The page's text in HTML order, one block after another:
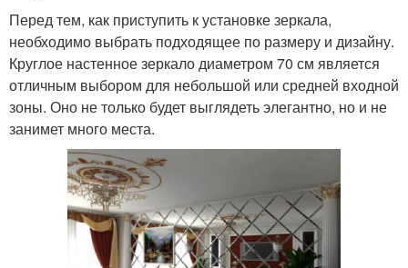
Перед тем, как приступить к установке зеркала,
необходимо выбрать подходящее по размеру и дизайну.
Круглое настенное зеркало диаметром 70 см является
отличным выбором для небольшой или средней входной
зоны. Оно не только будет выглядеть элегантно, но и не
занимет много места.